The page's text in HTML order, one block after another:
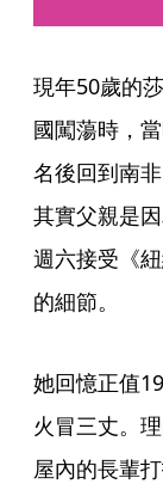
現年50歲的
國闖蕩時，
名後回到南
其實父親是
週六接受《
的細節。
她回憶正值
火冒三丈。
屋內的長輩